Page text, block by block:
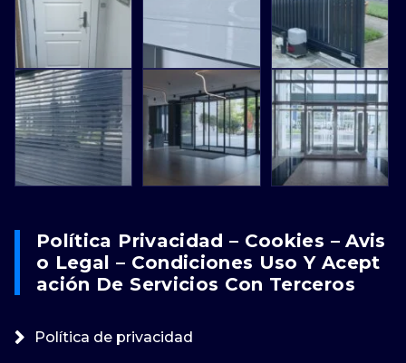
Política Privacidad – Cookies – Avis
O Legal – Condiciones Uso Y Acept
Ación De Servicios Con Terceros
Política de privacidad